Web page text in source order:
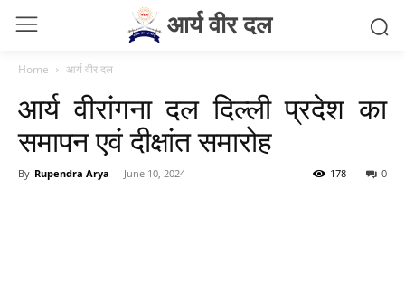
आर्य वीर दल
Home आर्य वीर दल
आर्य वीरांगना दल दिल्ली प्रदेश का
समापन एवं दीक्षांत समारोह
By Rupendra Arya - June 10, 2024 0
178